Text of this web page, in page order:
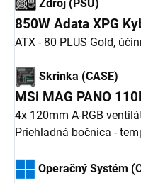
Zdroj (PSU)
850W Adata XPG
ATX - 80 PLUS Gold,
Skrinka (CASE)
MSi MAG PANO
4x 120mm A-RGB
Priehladná bočnica -
Operačný Systém